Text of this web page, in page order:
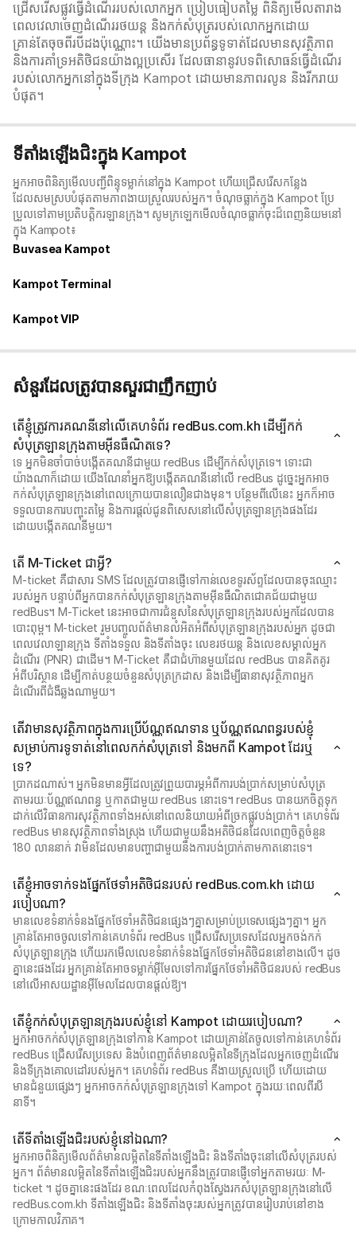
ជ្រើសរើសផ្លូវធ្វើដំណើររបស់លោកអ្នក ប្រៀបធៀបតម្លៃ ពិនិត្យមើលតារាង
ពេលវេលាចេញដំណើររថយន្ត និងកក់សំបុត្ររបស់លោកអ្នកដោយ
គ្រាន់តែចុចពីរបីដងប៉ុណ្ណោះ។ យើងមានប្រព័ន្ធទូទាត់ដែលមានសុវត្ថិភាព
និងការគាំទ្រអតិថិជនយ៉ាងល្អប្រសើរ ដែលធានានូវបទពិសោធន៍ធ្វើដំណើរ
របស់លោកអ្នកនៅក្នុងទីក្រុង Kampot ដោយមានភាពរលូន និងរីករាយ
បំផុត។
ទីតាំងឡើងជិះក្នុង Kampot
អ្នកអាចពិនិត្យមើលបញ្ជីពិន្ទុទម្លាក់នៅក្នុង Kampot ហើយជ្រើសរើសកន្លែង
ដែលសមស្របបំផុតតាមភាពងាយស្រួលរបស់អ្នក។ ចំណុចធ្លាក់ក្នុង Kampot ប្រែ
ប្រួលទៅតាមប្រតិបត្តិករឡានក្រុង។ សូមក្រឡេកមើលចំណុចធ្លាក់ចុះដ៏ពេញនិយមនៅ
ក្នុង Kampot៖
Buvasea Kampot
Kampot Terminal
Kampot VIP
សំនួរដែលត្រូវបានសួរជាញឹកញាប់
តើខ្ញុំត្រូវការគណនីនៅលើគេហទំព័រ redBus.com.kh ដើម្បីកក់
សំបុត្រឡានក្រុងតាមអ៊ីនធឺណិតទេ?
ទេ អ្នកមិនចាំបាច់បង្កើតគណនីជាមួយ redBus ដើម្បីកក់សំបុត្រទេ។ ទោះជា
យ៉ាងណាក៏ដោយ យើងណែនាំអ្នកឱ្យបង្កើតគណនីនៅលើ redBus ដូច្នេះអ្នកអាច
កក់សំបុត្រឡានក្រុងនៅពេលក្រោយបានលឿនជាងមុន។ បន្ថែមពីលើនេះ អ្នកក៏អាច
ទទួលបានការបញ្ចុះតម្លៃ និងការផ្តល់ជូនពិសេសនៅលើសំបុត្រឡានក្រុងផងដែរ
ដោយបង្កើតគណនីមួយ។
តើ M-Ticket ជាអ្វី?
M-ticket គឺជាសារ SMS ដែលត្រូវបានផ្ញើទៅកាន់លេខទូរស័ព្ទដែលបានចុះឈ្មោះ
របស់អ្នក បន្ទាប់ពីអ្នកបានកក់សំបុត្រឡានក្រុងតាមអ៊ីនធឺណិតជោគជ័យជាមួយ
redBus។ M-Ticket នេះអាចជាការជំនួសនៃសំបុត្រឡានក្រុងរបស់អ្នកដែលបាន
បោះពុម្ព។ M-ticket រួមបញ្ចូលព័ត៌មានលំអិតអំពីសំបុត្រឡានក្រុងរបស់អ្នក ដូចជា
ពេលវេលាឡានក្រុង ទីតាំងទទួល និងទីតាំងចុះ លេខរថយន្ត និងលេខសម្គាល់អ្នក
ដំណើរ (PNR) ជាដើម។ M-Ticket គឺជាជំហ៊ានមួយដែល redBus បានគិតគូរ
អំពីបរិស្ថាន ដើម្បីកាត់បន្ថយចំនួនសំបុត្រក្រដាស និងដើម្បីធានាសុវត្ថិភាពអ្នក
ដំណើរពីជំងឺឆ្លងណាមួយ។
តើវាមានសុវត្ថិភាពក្នុងការប្រើប័ណ្ណឥណទាន ឬប័ណ្ណឥណពន្ធរបស់ខ្ញុំ
សម្រាប់ការទូទាត់នៅពេលកក់សំបុត្រទៅ និងមកពី Kampot ដែរឬ
ទេ?
ប្រាកដណាស់។ អ្នកមិនមានអ្វីដែលត្រូវព្រួយបារម្ភអំពីការបង់ប្រាក់សម្រាប់សំបុត្រ
តាមរយៈប័ណ្ណឥណពន្ធ ឬកាតជាមួយ redBus នោះទេ។ redBus បានយកចិត្តទុក
ដាក់លើវិធានការសុវត្ថិភាពទាំងអស់នៅពេលនិយាយអំពីច្រកផ្លូវបង់ប្រាក់។ គេហទំព័រ
redBus មានសុវត្ថិភាពទាំងស្រុង ហើយជាមួយនឹងអតិថិជនដែលពេញចិត្តចំនួន
180 លាននាក់ វាមិនដែលមានបញ្ហាជាមួយនឹងការបង់ប្រាក់តាមកាតនោះទេ។
តើខ្ញុំអាចទាក់ទងផ្នែកថែទាំអតិថិជនរបស់ redBus.com.kh ដោយ
របៀបណា?
មានលេខទំនាក់ទំនងផ្នែកថែទាំអតិថិជនផ្សេងៗគ្នាសម្រាប់ប្រទេសផ្សេងៗគ្នា។ អ្នក
គ្រាន់តែអាចចូលទៅកាន់គេហទំព័រ redBus ជ្រើសរើសប្រទេសដែលអ្នកចង់កក់
សំបុត្រឡានក្រុង ហើយរកមើលលេខទំនាក់ទំនងផ្នែកថែទាំអតិថិជននៅខាងលើ។ ដូច
គ្នានេះផងដែរ អ្នកគ្រាន់តែអាចទម្លាក់អ៊ីមែលទៅការផ្នែកថែទាំអតិថិជនរបស់ redBus
នៅលើអាសយដ្ឋានអ៊ីមែលដែលបានផ្តល់ឱ្យ។
តើខ្ញុំកក់សំបុត្រឡានក្រុងរបស់ខ្ញុំនៅ Kampot ដោយរបៀបណា?
អ្នកអាចកក់សំបុត្រឡានក្រុងទៅកាន់ Kampot ដោយគ្រាន់តែចូលទៅកាន់គេហទំព័រ
redBus ជ្រើសរើសប្រទេស និងបំពេញព័ត៌មានលម្អិតនៃទីក្រុងដែលអ្នកចេញដំណើរ
និងទីក្រុងគោលដៅរបស់អ្នក។ គេហទំព័រ redBus គឺងាយស្រួលប្រើ ហើយដោយ
មានជំនួយផ្សេងៗ អ្នកអាចកក់សំបុត្រឡានក្រុងទៅ Kampot ក្នុងរយៈពេលពីរបី
នាទី។
តើ​ទីតាំងឡើងជិះ​របស់​ខ្ញុំ​នៅ​ឯណា?
អ្នក​អាច​ពិនិត្យ​មើល​ព័ត៌មាន​លម្អិត​នៃ​ទីតាំងឡើងជិះ និង​ទីតាំងចុះ​នៅលើ​សំបុត្រ​របស់​
អ្នក។ ព័ត៌មានលម្អិតនៃទីតាំងឡើងជិះរបស់អ្នកនឹងត្រូវបានផ្ញើទៅអ្នកតាមរយៈ M-
ticket ។ ដូចគ្នានេះផងដែរ ខណៈពេលដែលកំពុងស្វែងរកសំបុត្រឡានក្រុងនៅលើ
redBus.com.kh ទីតាំងឡើងជិះ និងទីតាំងចុះរបស់អ្នកត្រូវបានរៀបរាប់នៅខាង
ក្រោមកាលវិភាគ។